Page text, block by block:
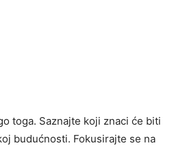
toga. Saznajte koji znaci će biti
budućnosti. Fokusirajte se na